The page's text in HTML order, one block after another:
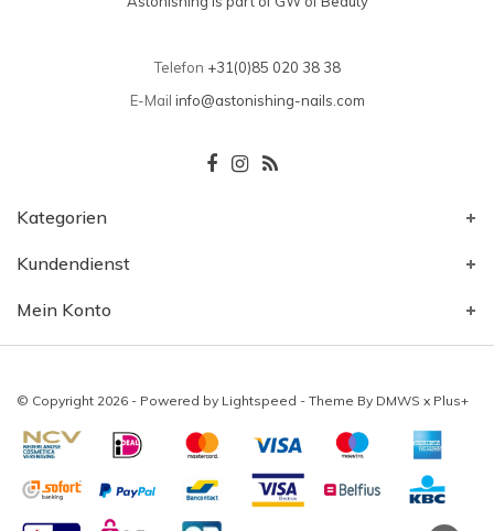
Telefon +31(0)85 020 38 38
E-Mail info@astonishing-nails.com
Kategorien
Kundendienst
Mein Konto
© Copyright 2026 - Powered by Lightspeed - Theme By DMWS x Plus+